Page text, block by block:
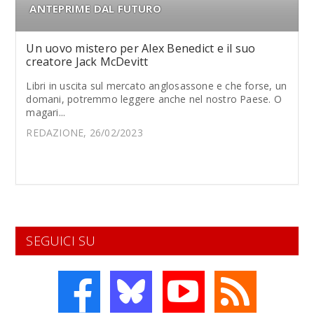
ANTEPRIME DAL FUTURO
Un uovo mistero per Alex Benedict e il suo
creatore Jack McDevitt
Libri in uscita sul mercato anglosassone e che forse, un
domani, potremmo leggere anche nel nostro Paese. O
magari...
REDAZIONE, 26/02/2023
SEGUICI SU